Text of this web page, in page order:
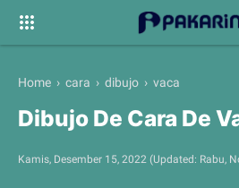
Home › cara › dibujo › vaca
Dibujo De Cara De
Kamis, Desember 15, 2022 (Updated: Rabu,